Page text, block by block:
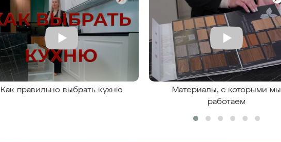
Как правильно выбрать кухню
Материалы, с которыми мы
работаем